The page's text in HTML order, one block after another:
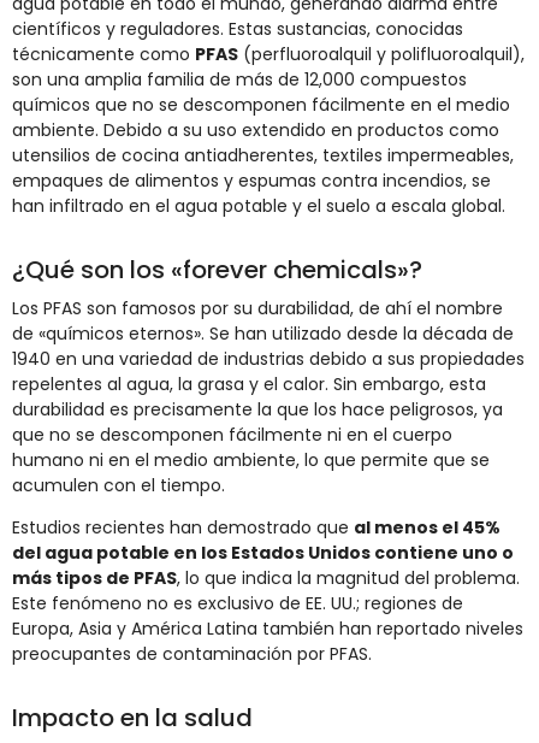
científicos y reguladores. Estas sustancias, conocidas
técnicamente como PFAS (perfluoroalquil y polifluoroalquil),
son una amplia familia de más de 12,000 compuestos
químicos que no se descomponen fácilmente en el medio
ambiente. Debido a su uso extendido en productos como
utensilios de cocina antiadherentes, textiles impermeables,
empaques de alimentos y espumas contra incendios, se
han infiltrado en el agua potable y el suelo a escala global.
¿Qué son los «forever chemicals»?
Los PFAS son famosos por su durabilidad, de ahí el nombre
de «químicos eternos». Se han utilizado desde la década de
1940 en una variedad de industrias debido a sus propiedades
repelentes al agua, la grasa y el calor. Sin embargo, esta
durabilidad es precisamente la que los hace peligrosos, ya
que no se descomponen fácilmente ni en el cuerpo
humano ni en el medio ambiente, lo que permite que se
acumulen con el tiempo.
Estudios recientes han demostrado que al menos el 45%
del agua potable en los Estados Unidos contiene uno o
más tipos de PFAS, lo que indica la magnitud del problema.
Este fenómeno no es exclusivo de EE. UU.; regiones de
Europa, Asia y América Latina también han reportado niveles
preocupantes de contaminación por PFAS.
Impacto en la salud